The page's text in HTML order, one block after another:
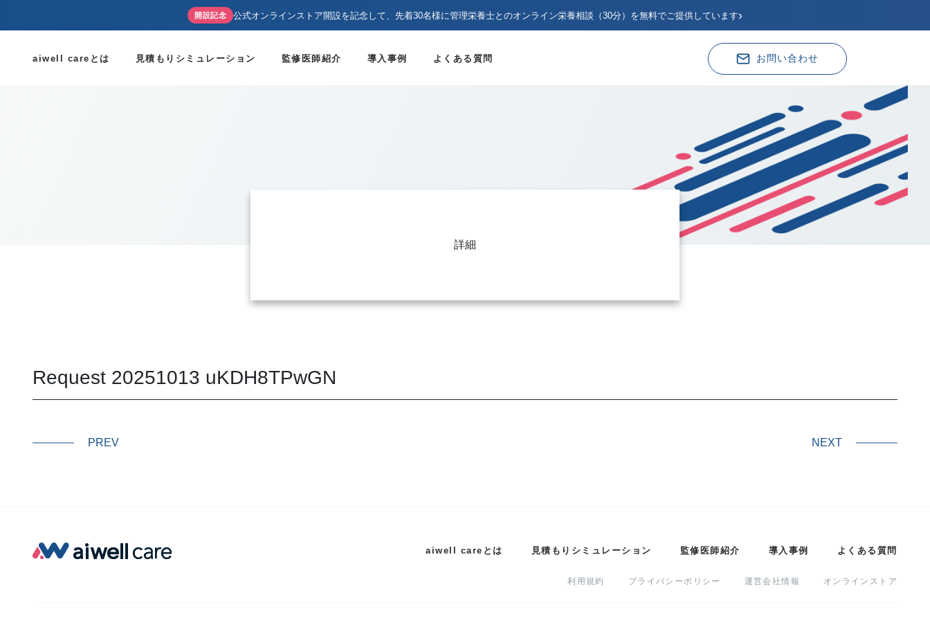
開設記念 公式オンラインストア開設を記念して、先着30名様に管理栄養士とのオンライン栄養相談（30分）を無料でご提供しています›
aiwell careとは 見積もりシミュレーション 監修医師紹介 導入事例 よくある質問 お問い合わせ
詳細
Request 20251013 uKDH8TPwGN
PREV NEXT
aiwell careとは 見積もりシミュレーション 監修医師紹介 導入事例 よくある質問
利用規約 プライバシーポリシー 運営会社情報 オンラインストア